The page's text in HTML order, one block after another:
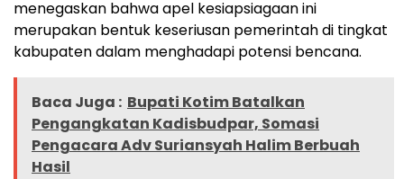
menegaskan bahwa apel kesiapsiagaan ini
merupakan bentuk keseriusan pemerintah di tingkat
kabupaten dalam menghadapi potensi bencana.
Baca Juga : Bupati Kotim Batalkan
Pengangkatan Kadisbudpar, Somasi
Pengacara Adv Suriansyah Halim Berbuah
Hasil